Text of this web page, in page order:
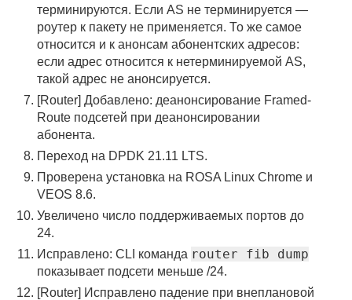
терминируются. Если AS не терминируется —
роутер к пакету не применяется. То же самое
относится и к анонсам абонентских адресов:
если адрес относится к нетерминируемой AS,
такой адрес не анонсируется.
[Router] Добавлено: деанонсирование Framed-
Route подсетей при деанонсировании
абонента.
Переход на DPDK 21.11 LTS.
Проверена установка на ROSA Linux Chrome и
VEOS 8.6.
Увеличено число поддерживаемых портов до
24.
Исправлено: CLI команда router fib dump
показывает подсети меньше /24.
[Router] Исправлено падение при внеплановой